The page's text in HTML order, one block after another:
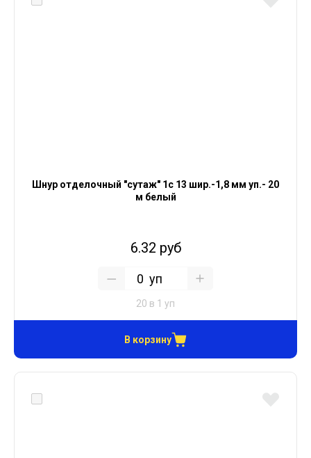
Шнур отделочный "сутаж" 1с 13 шир.-1,8 мм уп.- 20
м белый
6.32 руб
уп
20 в 1 уп
В корзину